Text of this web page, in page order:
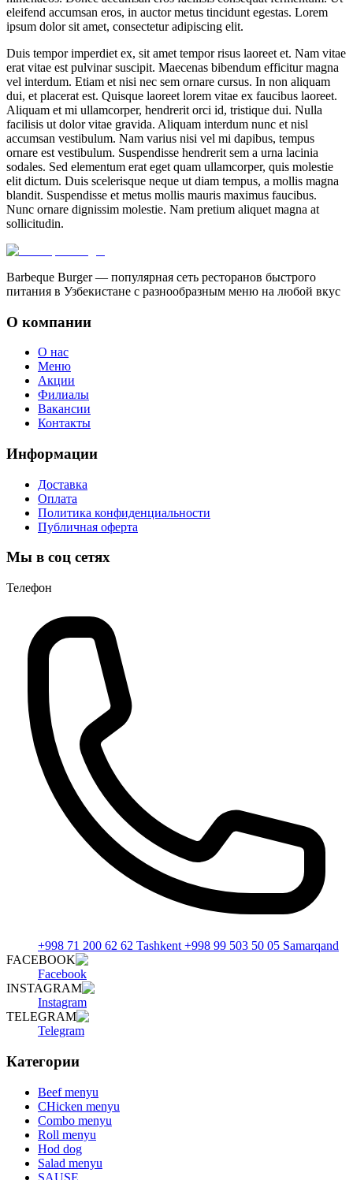
eleifend accumsan eros, in auctor metus tincidunt egestas. Lorem
ipsum dolor sit amet, consectetur adipiscing elit.
Duis tempor imperdiet ex, sit amet tempor risus laoreet et. Nam vitae
erat vitae est pulvinar suscipit. Maecenas bibendum efficitur magna
vel interdum. Etiam et nisi nec sem ornare cursus. In non aliquam
dui, et placerat est. Quisque laoreet lorem vitae ex faucibus laoreet.
Aliquam et mi ullamcorper, hendrerit orci id, tristique dui. Nulla
facilisis ut dolor vitae gravida. Aliquam interdum nunc et nisl
accumsan vestibulum. Nam varius nisi vel mi dapibus, tempus
ornare est vestibulum. Suspendisse hendrerit sem a urna lacinia
sodales. Sed elementum erat eget quam ullamcorper, quis molestie
elit dictum. Duis scelerisque neque ut diam tempus, a mollis magna
blandit. Suspendisse et metus mollis mauris maximus faucibus.
Nunc ornare dignissim molestie. Nam pretium aliquet magna at
sollicitudin.
Barbeque Burger — популярная сеть ресторанов быстрого
питания в Узбекистане с разнообразным меню на любой вкус
О компании
О нас
Меню
Акции
Филиалы
Вакансии
Контакты
Информации
Доставка
Оплата
Политика конфиденциальности
Публичная оферта
Мы в соц сетях
Телефон
+998 71 200 62 62 Tashkent +998 99 503 50 05 Samarqand
FACEBOOK
Facebook
INSTAGRAM
Instagram
TELEGRAM
Telegram
Категории
Beef menyu
CHicken menyu
Combo menyu
Roll menyu
Hod dog
Salad menyu
SAUSE